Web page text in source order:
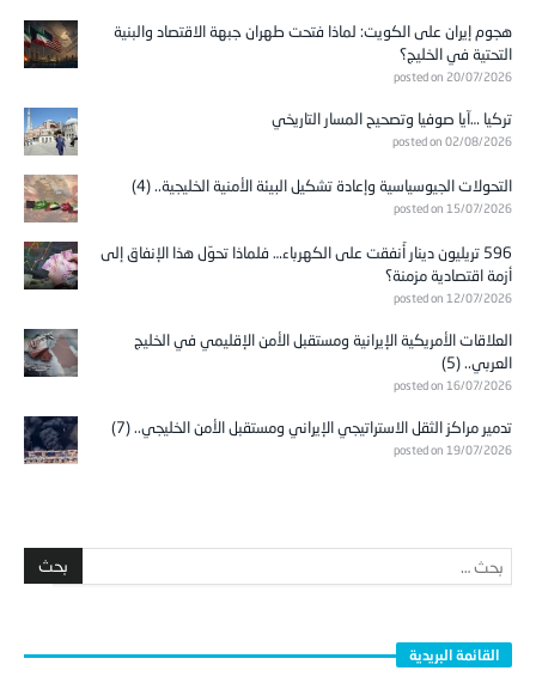
هجوم إيران على الكويت: لماذا فتحت طهران جبهة الاقتصاد والبنية
التحتية في الخليج؟
posted on 20/07/2026
تركيا …آيا صوفيا وتصحيح المسار التاريخي
posted on 02/08/2026
التحولات الجيوسياسية وإعادة تشكيل البيئة الأمنية الخليجية.. (4)
posted on 15/07/2026
596 تريليون دينار أُنفقت على الكهرباء… فلماذا تحوّل هذا الإنفاق إلى
أزمة اقتصادية مزمنة؟
posted on 12/07/2026
العلاقات الأمريكية الإيرانية ومستقبل الأمن الإقليمي في الخليج
العربي.. (5)
posted on 16/07/2026
تدمير مراكز الثقل الاستراتيجي الإيراني ومستقبل الأمن الخليجي.. (7)
posted on 19/07/2026
القائمة البريدية